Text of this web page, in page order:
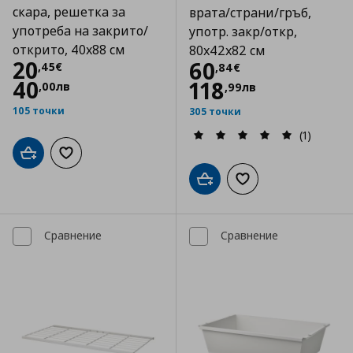
скара, решетка за
употреба на закрито/
открито, 40x88 см
20,45€
Цена
40,00лв
105 точки
Добави в кошницата
Добави към списъка с любими
врата/страни/гръб,
употр. закр/откр,
80x42x82 см
60,84€
Цена
118,99лв
305 точки
(1)
Добави в кошницата
Добави към
Сравнение Сравнение